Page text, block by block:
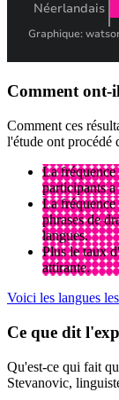
Comment ont-
Comment ces
l'étude ont procédé
La fréquence
participants a
La fréquence
phrases de
langues.
Plus le taux
attirante.
Voici les langues
Ce que dit
Qu'est-ce qui fait
Stevanovic,